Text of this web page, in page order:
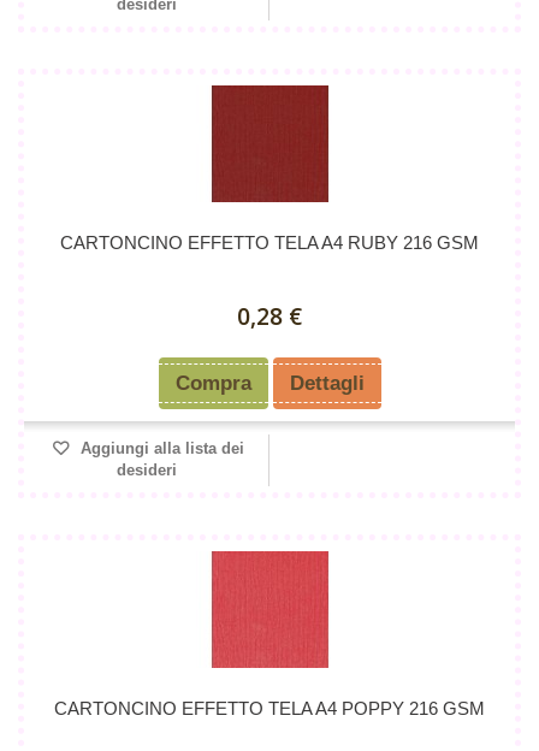
desideri
CARTONCINO EFFETTO TELA A4 RUBY 216 GSM
0,28 €
Compra Dettagli
Aggiungi alla lista dei
desideri
CARTONCINO EFFETTO TELA A4 POPPY 216 GSM